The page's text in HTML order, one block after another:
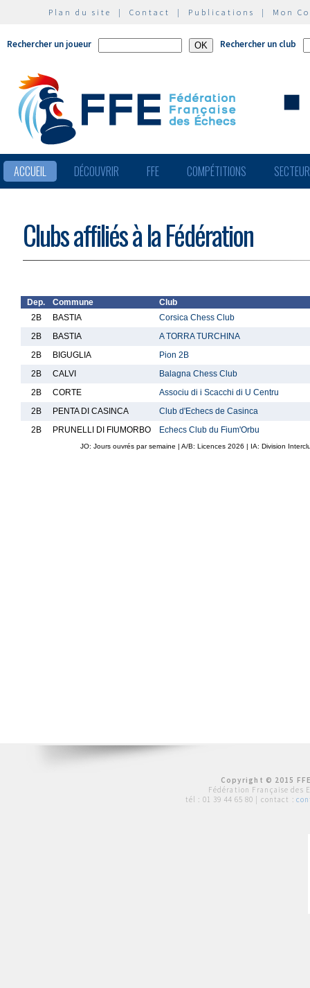
Plan du site | Contact | Publications | Mon
Rechercher un joueur Rechercher un club
ACCUEIL DÉCOUVRIR FFE COMPÉTITIONS
Clubs affiliés à la Fédération
Dep. Commune
Club
2B
BASTIA
Corsica Chess Club
2B
BASTIA
A TORRA TURCHINA
2B
BIGUGLIA
Pion 2B
2B
CALVI
Balagna Chess Club
2B
CORTE
Associu di i Scacchi di U Centru
2B
PENTA DI CASINCA
Club d'Echecs de Casinca
2B
PRUNELLI DI FIUMORBO Echecs Club du Fium'Orbu
JO: Jours ouvrés par semaine | A/B: Licences 2026 | IA: Division
Copyright © 2015
Fédération Française des
tél : 01 39 44 65 80 | contact :